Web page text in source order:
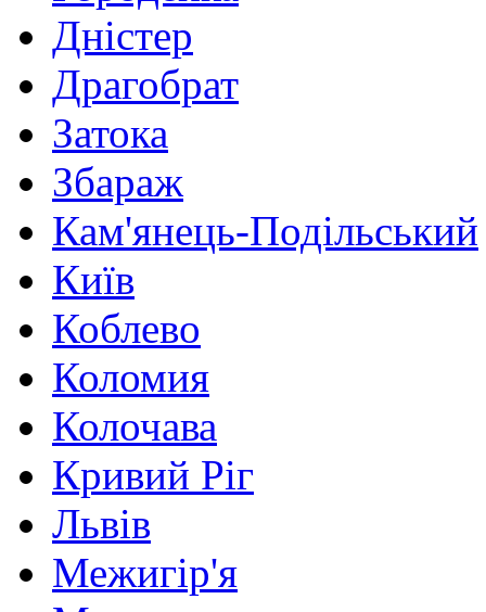
Дністер
Драгобрат
Затока
Збараж
Кам'янець-Подільський
Київ
Коблево
Коломия
Колочава
Кривий Ріг
Львів
Межигір'я